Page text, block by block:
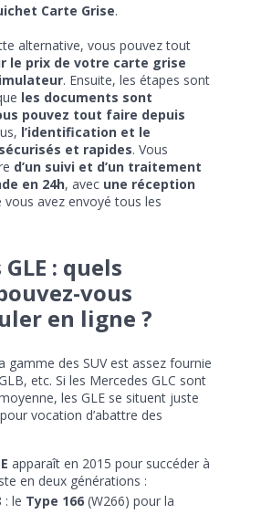
Carte Grise.
alternative, vous pouvez tout
le prix de votre carte grise
. Ensuite, les étapes sont
les documents sont
pouvez tout faire depuis
l’identification et le
et rapides. Vous
d’un suivi et d’un traitement
en 24h, avec une réception
avez envoyé tous les
: quels
vous
en ligne ?
gamme des SUV est assez fournie
etc. Si les Mercedes GLC sont
les GLE se situent juste
vocation d’abattre des
apparaît en 2015 pour succéder à
en deux générations :
: le Type 166(W266) pour la